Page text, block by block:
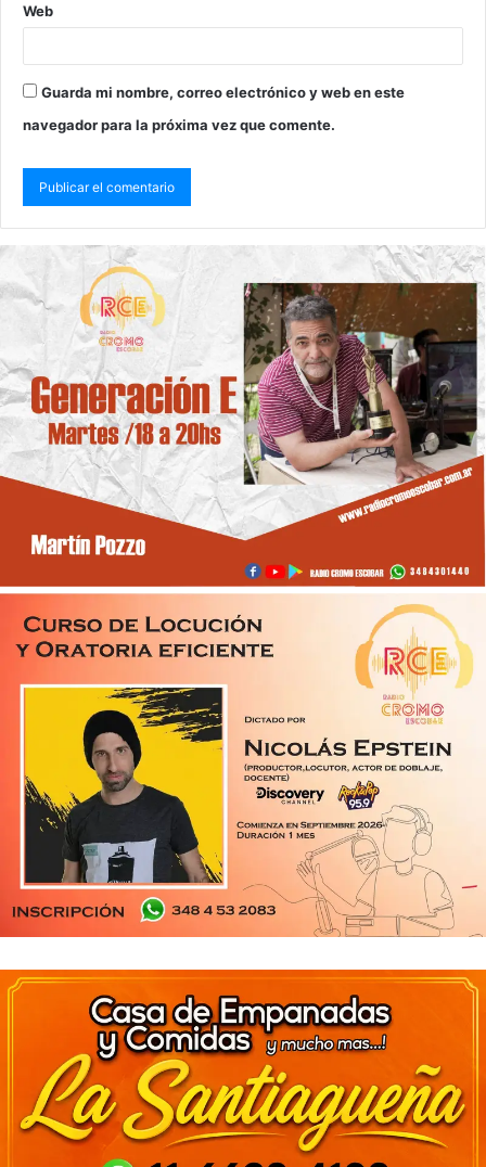
Web
Guarda mi nombre, correo electrónico y web en este
navegador para la próxima vez que comente.